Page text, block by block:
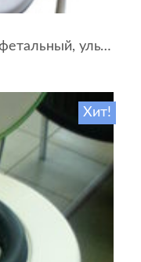
Допплер ЧССП "BF-500++" (фетальный, ультразвуковой)
Хит!